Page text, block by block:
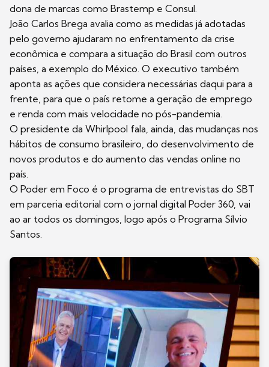
dona de marcas como Brastemp e Consul.
João Carlos Brega avalia como as medidas já adotadas
pelo governo ajudaram no enfrentamento da crise
econômica e compara a situação do Brasil com outros
países, a exemplo do México. O executivo também
aponta as ações que considera necessárias daqui para a
frente, para que o país retome a geração de emprego
e renda com mais velocidade no pós-pandemia.
O presidente da Whirlpool fala, ainda, das mudanças nos
hábitos de consumo brasileiro, do desenvolvimento de
novos produtos e do aumento das vendas online no
país.
O Poder em Foco é o programa de entrevistas do SBT
em parceria editorial com o jornal digital Poder 360, vai
ao ar todos os domingos, logo após o Programa Sílvio
Santos.